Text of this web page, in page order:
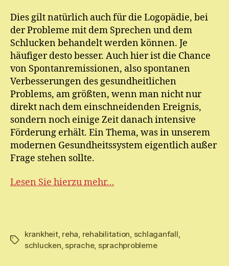
Dies gilt natürlich auch für die Logopädie, bei
der Probleme mit dem Sprechen und dem
Schlucken behandelt werden können. Je
häufiger desto besser. Auch hier ist die Chance
von Spontanremissionen, also spontanen
Verbesserungen des gesundheitlichen
Problems, am größten, wenn man nicht nur
direkt nach dem einschneidenden Ereignis,
sondern noch einige Zeit danach intensive
Förderung erhält. Ein Thema, was in unserem
modernen Gesundheitssystem eigentlich außer
Frage stehen sollte.
Lesen Sie hierzu mehr…
Schlagwörter
krankheit, reha, rehabilitation, schlaganfall,
schlucken, sprache, sprachprobleme